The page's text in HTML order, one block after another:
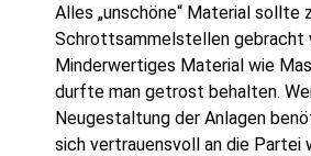
Alles „unschöne“ Material sollte
Schrottsammelstellen gebracht
Minderwertiges Material wie
durfte man getrost behalten.
Neugestaltung der Anlagen
sich vertrauensvoll an die Partei